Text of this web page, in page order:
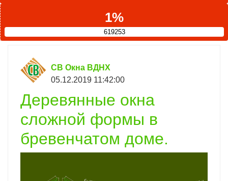
1%
619253
СВ Окна ВДНХ
05.12.2019 11:42:00
Деревянные окна
сложной формы в
бревенчатом доме.